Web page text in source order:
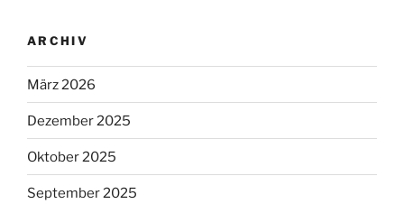
ARCHIV
März 2026
Dezember 2025
Oktober 2025
September 2025